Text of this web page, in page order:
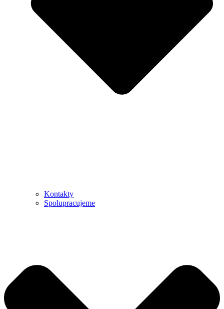
Kontakty
Spolupracujeme